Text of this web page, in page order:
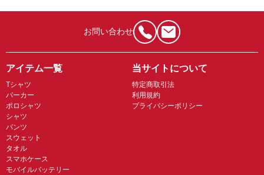
お問い合わせ
アイテム一覧
Tシャツ
パーカー
ポロシャツ
シャツ
パンツ
スウェット
タオル
スマホケース
モバイルバッテリー
当サイトについて
特定商取引法
利用規約
プライバシーポリシー